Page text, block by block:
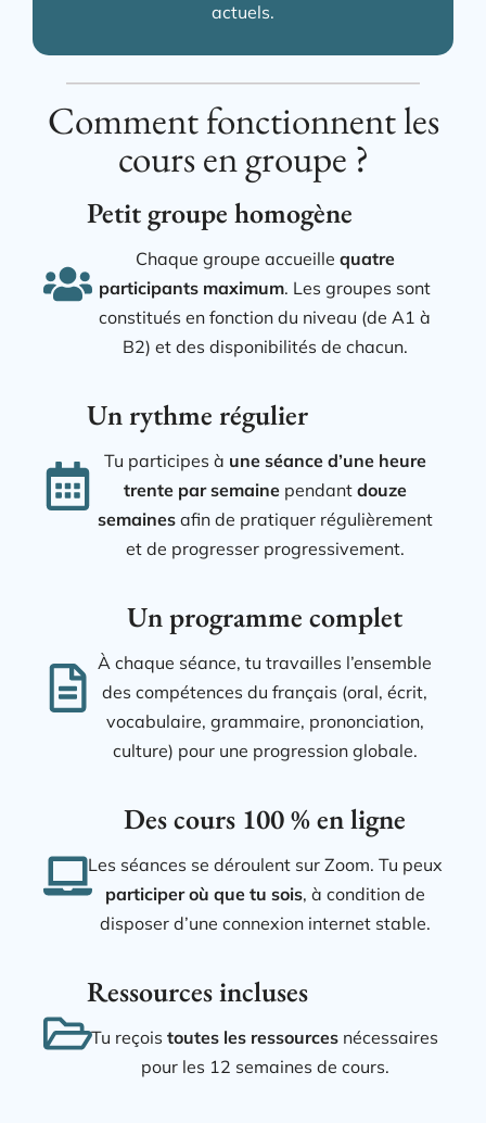
actuels.
Comment fonctionnent les
cours en groupe ?
Petit groupe homogène
Chaque groupe accueille quatre
participants maximum. Les groupes sont
constitués en fonction du niveau (de A1 à
B2) et des disponibilités de chacun.
Un rythme régulier
Tu participes à une séance d’une heure
trente par semainependant douze
semainesafin de pratiquer régulièrement
et de progresser progressivement.
Un programme complet
À chaque séance, tu travailles l’ensemble
des compétences du français (oral, écrit,
vocabulaire, grammaire, prononciation,
culture) pour une progression globale.
Des cours 100 % en ligne
Les séances se déroulent sur Zoom. Tu peux
participer où que tu sois, à condition de
disposer d’une connexion internet stable.
Ressources incluses
Tu reçoistoutes les ressources nécessaires
pour les 12 semaines de cours.